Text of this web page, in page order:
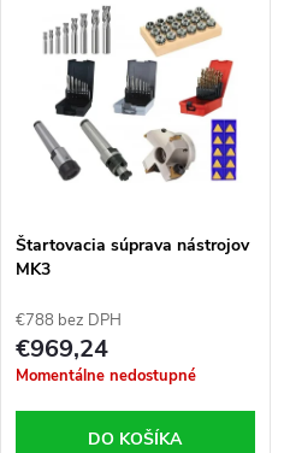
o
v
Štartovacia súprava nástrojov
MK3
€788 bez DPH
€969,24
Momentálne nedostupné
DO KOŠÍKA